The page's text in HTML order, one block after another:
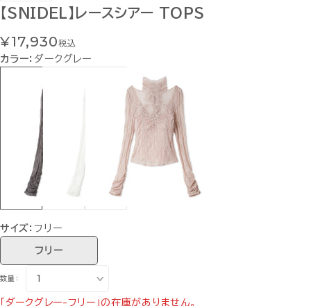
【SNIDEL】レースシアー TOPS
¥17,930税込
カラー： ダークグレー
サイズ：フリー
フリー
数量：
「ダークグレー-フリー」の在庫がありません。